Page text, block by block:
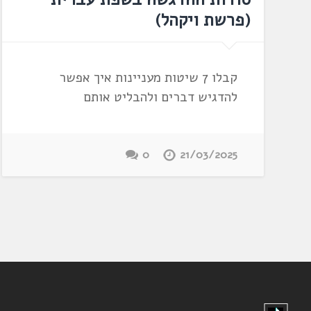
(פרשת ויקהל)
קבלו 7 שיטות מעניינות איך אפשר
להדגיש דברים ולהבליט אותם
21/03/2025
0